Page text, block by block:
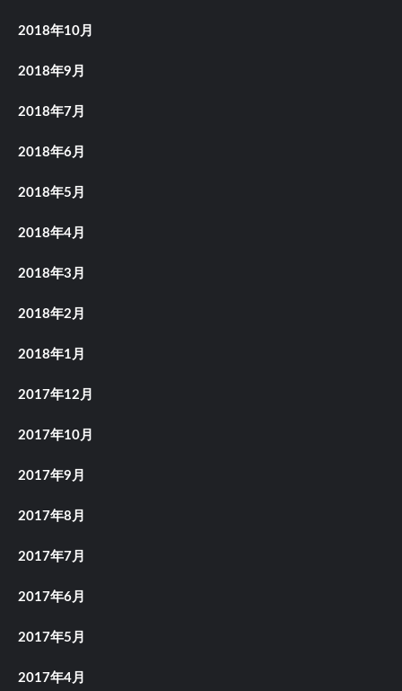
2018年10月
2018年9月
2018年7月
2018年6月
2018年5月
2018年4月
2018年3月
2018年2月
2018年1月
2017年12月
2017年10月
2017年9月
2017年8月
2017年7月
2017年6月
2017年5月
2017年4月